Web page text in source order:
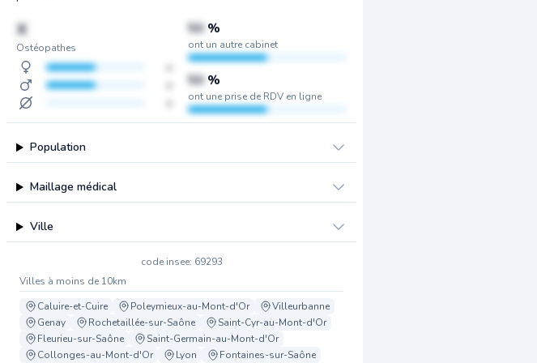
X
Ostéopathes
50 %
ont un autre cabinet
50 %
ont une prise de RDV en ligne
Population
Maillage médical
Ville
code insee: 69293
Villes à moins de 10km
Caluire-et-Cuire
Poleymieux-au-Mont-d'Or
Villeurbanne
Genay
Rochetaillée-sur-Saône
Saint-Cyr-au-Mont-d'Or
Fleurieu-sur-Saône
Saint-Germain-au-Mont-d'Or
Collonges-au-Mont-d'Or
Lyon Fontaines-sur-Saône